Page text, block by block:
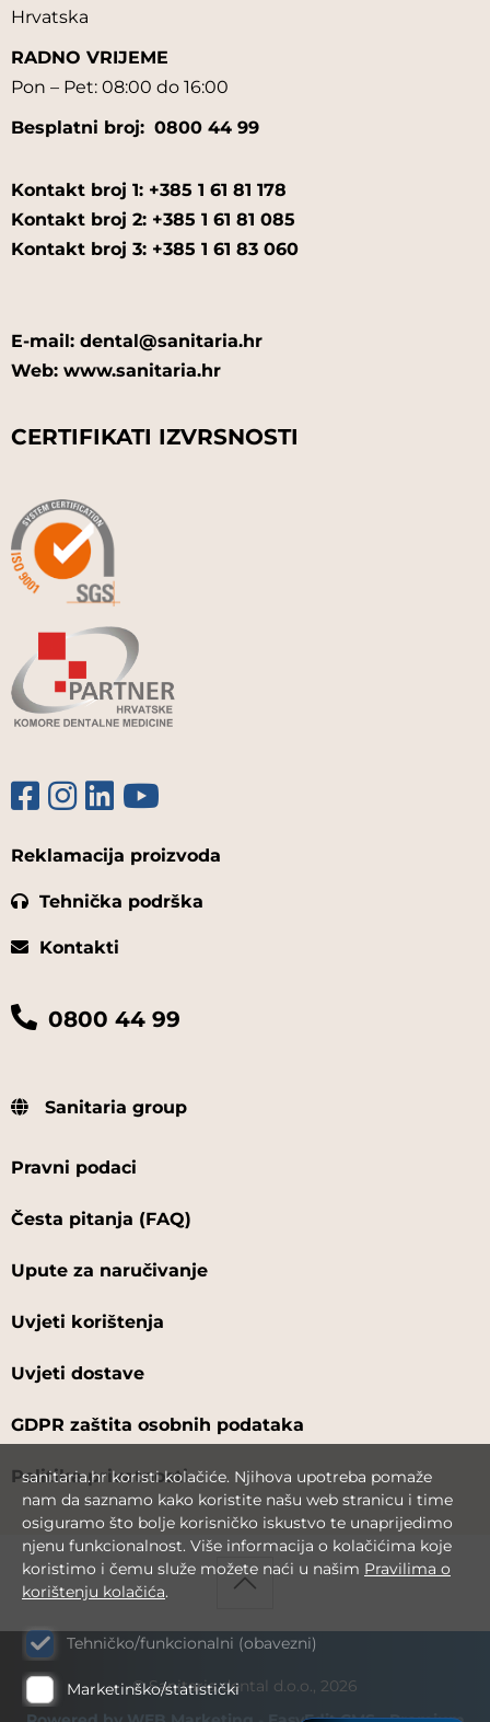
Hrvatska
RADNO VRIJEME
Pon – Pet: 08:00 do 16:00
Besplatni broj: 0800 44 99
Kontakt broj 1: +385 1 61 81 178
Kontakt broj 2: +385 1 61 81 085
Kontakt broj 3: +385 1 61 83 060
E-mail: dental@sanitaria.hr
Web: www.sanitaria.hr
CERTIFIKATI IZVRSNOSTI
Reklamacija proizvoda
Tehnička podrška
Kontakti
0800 44 99
Sanitaria group
Pravni podaci
Česta pitanja (FAQ)
Upute za naručivanje
Uvjeti korištenja
Uvjeti dostave
GDPR zaštita osobnih podataka
Politika privatnosti
© Sanitaria dental d.o.o., 2026
sanitaria.hr koristi kolačiće. Njihova upotreba pomaže
nam da saznamo kako koristite našu web stranicu i time
osiguramo što bolje korisničko iskustvo te unaprijedimo
njenu funkcionalnost. Više informacija o kolačićima koje
koristimo i čemu služe možete naći u našim Pravilima o
korištenju kolačića.
Tehničko/funkcionalni (obavezni)
Marketinško/statistički